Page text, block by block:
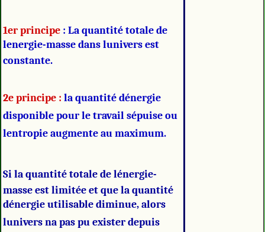
1er principe : La quantité totale de
lenergie-masse dans lunivers est
constante.
2e principe : la quantité dénergie
disponible pour le travail sépuise ou
lentropie augmente au maximum.
Si la quantité totale de lénergie-
masse est limitée et que la quantité
dénergie utilisable diminue, alors
lunivers na pas pu exister depuis